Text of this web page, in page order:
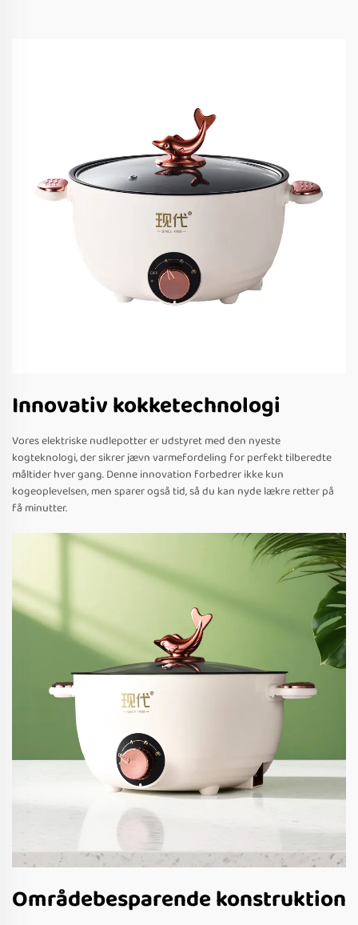
Innovativ kokketechnologi
Vores elektriske nudlepotter er udstyret med den nyeste
kogteknologi, der sikrer jævn varmefordeling for perfekt tilberedte
måltider hver gang. Denne innovation forbedrer ikke kun
kogeoplevelsen, men sparer også tid, så du kan nyde lækre retter på
få minutter.
Områdebesparende konstruktion